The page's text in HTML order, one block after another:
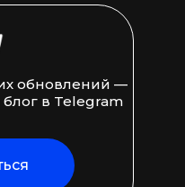
обновлений —
в Telegram